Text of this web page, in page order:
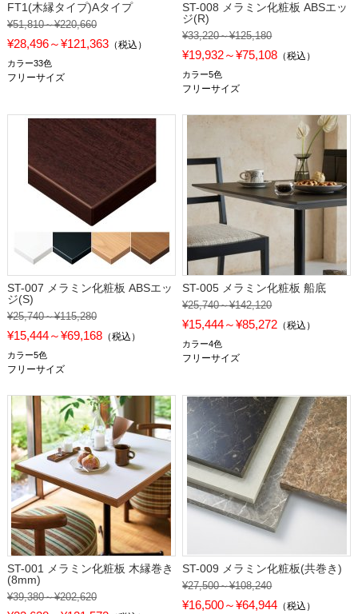
FT1(木縁タイプ)Aタイプ
¥51,810～¥220,660
¥28,496～¥121,363（税込）
カラー33色
フリーサイズ
ST-008 メラミン化粧板 ABSエッ
ジ(R)
¥33,220～¥125,180
¥19,932～¥75,108 （税込）
カラー5色
フリーサイズ
ST-007 メラミン化粧板 ABSエッ
ジ(S)
¥25,740～¥115,280
¥15,444～¥69,168（税込）
カラー5色
フリーサイズ
ST-005 メラミン化粧板 船底
¥25,740～¥142,120
¥15,444～¥85,272 （税込）
カラー4色
フリーサイズ
ST-001 メラミン化粧板 木縁巻き
(8mm)
¥39,380～¥202,620
ST-009 メラミン化粧板(共巻き)
¥27,500～¥108,240
¥16,500～¥64,944 （税込）